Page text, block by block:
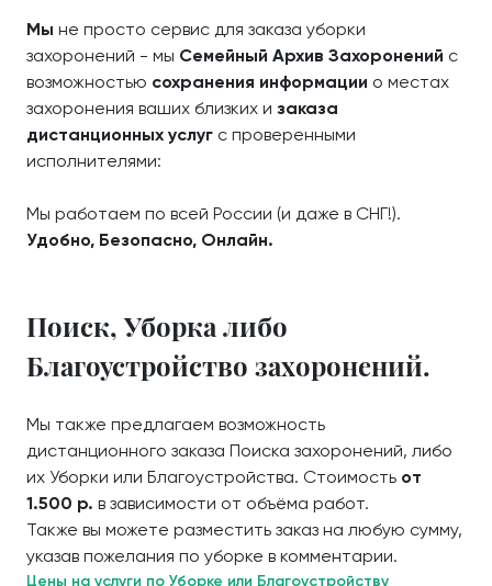
Мы не просто сервис для заказа уборки
захоронений - мы Семейный Архив Захоронений с
возможностью сохранения информации о местах
захоронения ваших близких и заказа
дистанционных услуг с проверенными
исполнителями:
Мы работаем по всей России (и даже в СНГ!).
Удобно, Безопасно, Онлайн.
Поиск, Уборка либо
Благоустройство захоронений.
Мы также предлагаем возможность
дистанционного заказа Поиска захоронений, либо
их Уборки или Благоустройства. Стоимость от
1.500 р. в зависимости от объёма работ.
Также вы можете разместить заказ на любую сумму,
указав пожелания по уборке в комментарии.
Цены на услуги по Уборке или Благоустройству